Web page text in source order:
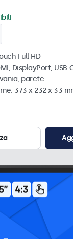
Full HD
DisplayPort, USB-
parete
373 x 232 x 33